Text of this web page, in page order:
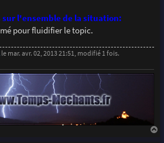
l'ensemble de la situation:
pour fluidifier le topic.
le mar. avr. 02, 2013 21:51, modifié 1 fois.